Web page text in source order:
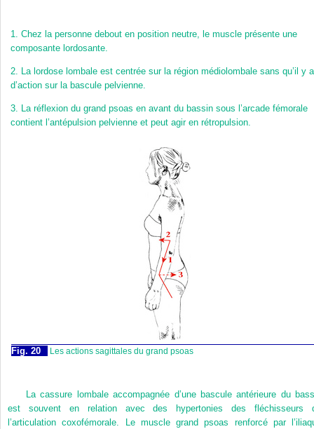
1. Chez la personne debout en position neutre, le muscle présente une
composante lordosante.
2. La lordose lombale est centrée sur la région médiolombale sans qu’il y
d’action sur la bascule pelvienne.
3. La réflexion du grand psoas en avant du bassin sous l’arcade fémorale
contient l’antépulsion pelvienne et peut agir en rétropulsion.
Fig. 20 Les actions sagittales du grand psoas
La cassure lombale accompagnée d’une bascule antérieure du
est souvent en relation avec des hypertonies des fléchisseurs
l’articulation coxofémorale. Le muscle grand psoas renforcé par